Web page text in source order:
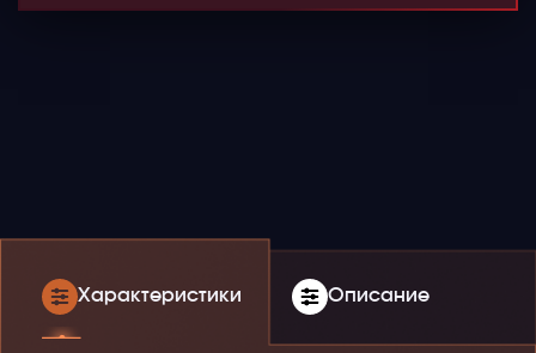
Характеристики Описание